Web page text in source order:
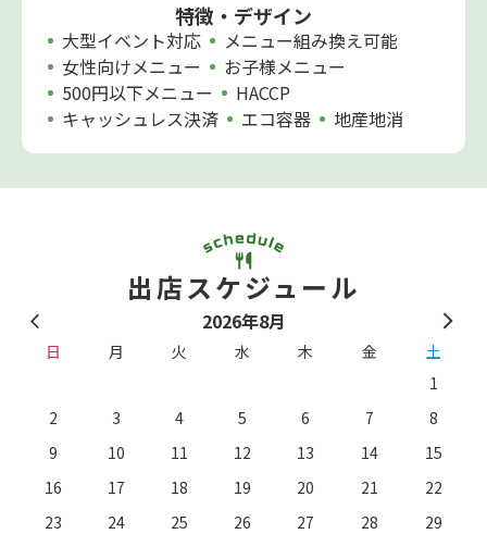
特徴・デザイン
大型イベント対応
メニュー組み換え可能
女性向けメニュー
お子様メニュー
500円以下メニュー
HACCP
キャッシュレス決済
エコ容器 地産地消
出店スケジュール
2026年8月
日 月 火 水 木 金
土
1
2
3 4 5 6 7
8
9
10 11 12 13 14
15
16
17 18 19 20 21
22
23
24 25 26 27 28
29